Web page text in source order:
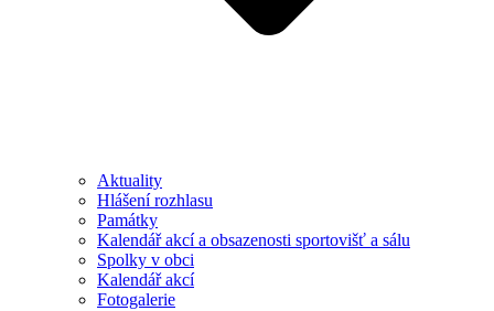
Aktuality
Hlášení rozhlasu
Památky
Kalendář akcí a obsazenosti sportovišť a sálu
Spolky v obci
Kalendář akcí
Fotogalerie